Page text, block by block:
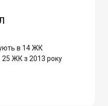
в 14 ЖК
25 ЖК з 2013 року